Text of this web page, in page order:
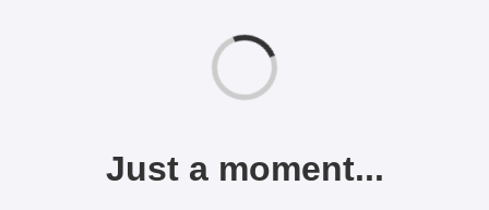
Just a moment...